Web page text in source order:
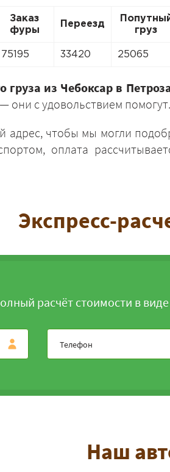
Заказ
фуры
Переезд
груз
75195 33420 25065
груза из Чебоксар в
с удовольствием помогут.
адрес, чтобы мы могли
оплата
Экспресс-
расчёт стоимости в
Наш